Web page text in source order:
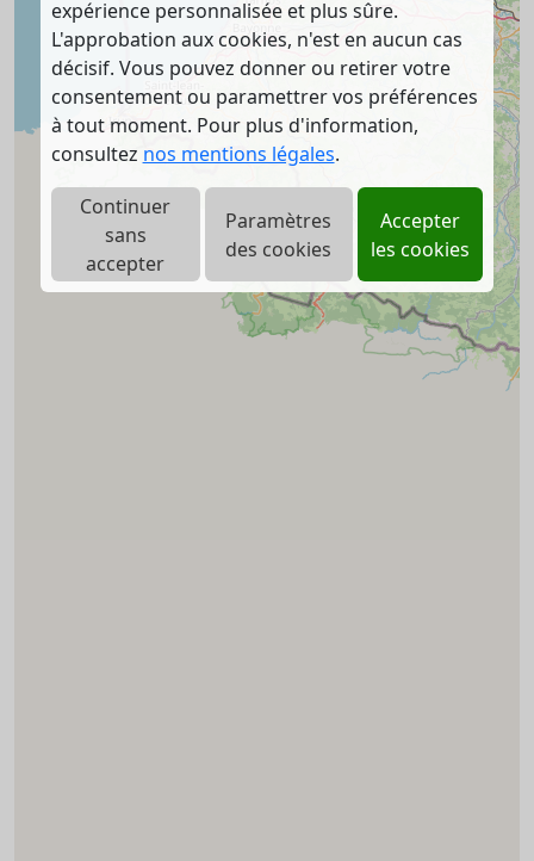
expérience personnalisée et plus sûre.
L'approbation aux cookies, n'est en aucun cas
décisif. Vous pouvez donner ou retirer votre
consentement ou paramettrer vos préférences
à tout moment. Pour plus d'information,
consultez nos mentions légales.
Continuer
sans
accepter
Paramètres
des cookies
Accepter
les cookies